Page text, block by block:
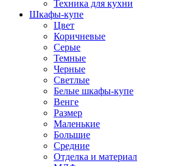
Техника для кухни
Шкафы-купе
Цвет
Коричневые
Серые
Темные
Черные
Светлые
Белые шкафы-купе
Венге
Размер
Маленькие
Большие
Средние
Отделка и материал